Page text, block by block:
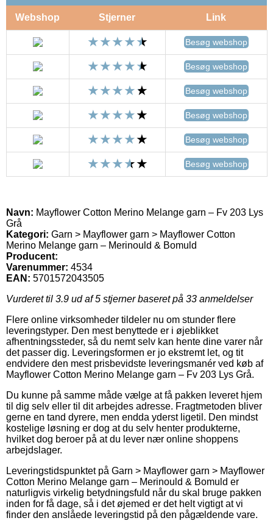
Webshop Stjerner Link
Besøg webshop
Besøg webshop
Besøg webshop
Besøg webshop
Besøg webshop
Besøg webshop
Navn: Mayflower Cotton Merino Melange garn – Fv 203 Lys
Grå
Kategori: Garn > Mayflower garn > Mayflower Cotton
Merino Melange garn – Merinould & Bomuld
Producent:
Varenummer: 4534
EAN: 5701572043505
Vurderet til 3.9 ud af 5 stjerner baseret på 33 anmeldelser
Flere online virksomheder tildeler nu om stunder flere
leveringstyper. Den mest benyttede er i øjeblikket
afhentningssteder, så du nemt selv kan hente dine varer når
det passer dig. Leveringsformen er jo ekstremt let, og tit
endvidere den mest prisbevidste leveringsmanér ved køb af
Mayflower Cotton Merino Melange garn – Fv 203 Lys Grå.
Du kunne på samme måde vælge at få pakken leveret hjem
til dig selv eller til dit arbejdes adresse. Fragtmetoden bliver
gerne en tand dyrere, men endda yderst ligetil. Den mindst
kostelige løsning er dog at du selv henter produkterne,
hvilket dog beroer på at du lever nær online shoppens
arbejdslager.
Leveringstidspunktet på Garn > Mayflower garn > Mayflower
Cotton Merino Melange garn – Merinould & Bomuld er
naturligvis virkelig betydningsfuld når du skal bruge pakken
inden for få dage, så i det øjemed er det helt vigtigt at vi
finder den anslåede leveringstid på den pågældende vare.